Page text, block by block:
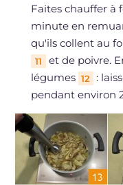
Faites chauffer à
minute en
qu'ils collent au
11
et de poivre.
légumes 12
:
pendant environ